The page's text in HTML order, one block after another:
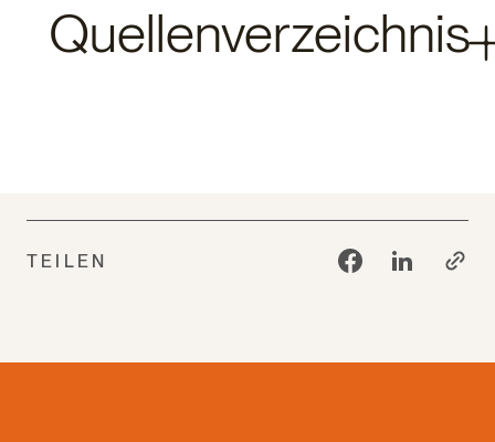
in den verschiedensten Bereichen des Gewerbe-
und Objektbaus. Unser Portfolio umfasst unter
Quellenverzeichnis
genaue Wert kann je nach Holzart und
Trocknungsgrad variieren, die Größenordnung von
ca. 1 Tonne CO₂ pro m³ ist jedoch ein etablierter
TEILEN